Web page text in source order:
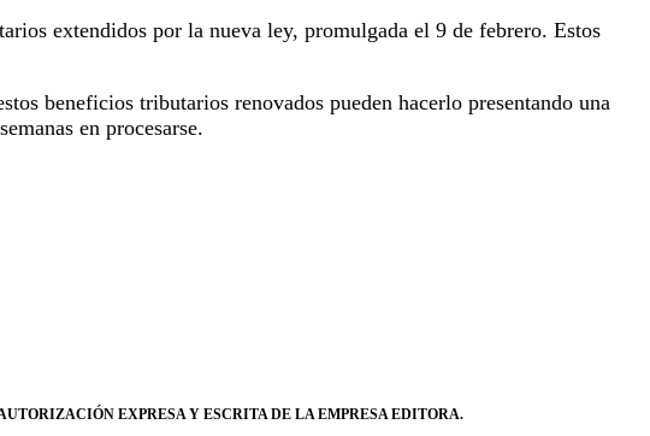
extendidos por la nueva ley, promulgada el 9 de febrero. Estos
beneficios tributarios renovados pueden hacerlo presentando una
en procesarse.
EXPRESA Y ESCRITA DE LA EMPRESA EDITORA.